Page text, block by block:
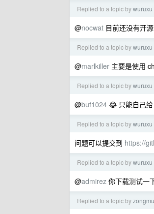
Replied to a topic bywuruxu
@nocwat 目前还没有开
Replied to a topic bywuruxu
@marlkiller 主要是使用
Replied to a topic bywuruxu
@buf1024 😂 只能自己
Replied to a topic bywuruxu
问题可以提交到 https://
Replied to a topic bywuruxu
@admirez 你下载测试一
Replied to a topic by